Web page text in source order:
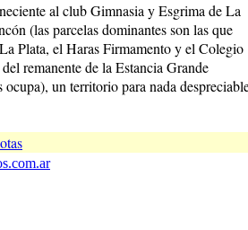
al club Gimnasia y Esgrima de La
(las parcelas dominantes son las que
Plata, el Haras Firmamento y el Colegio
remanente de la Estancia Grande
un territorio para nada